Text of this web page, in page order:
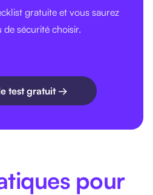
gratuite et vous saurez
de sécurité choisir.
test gratuit →
pour